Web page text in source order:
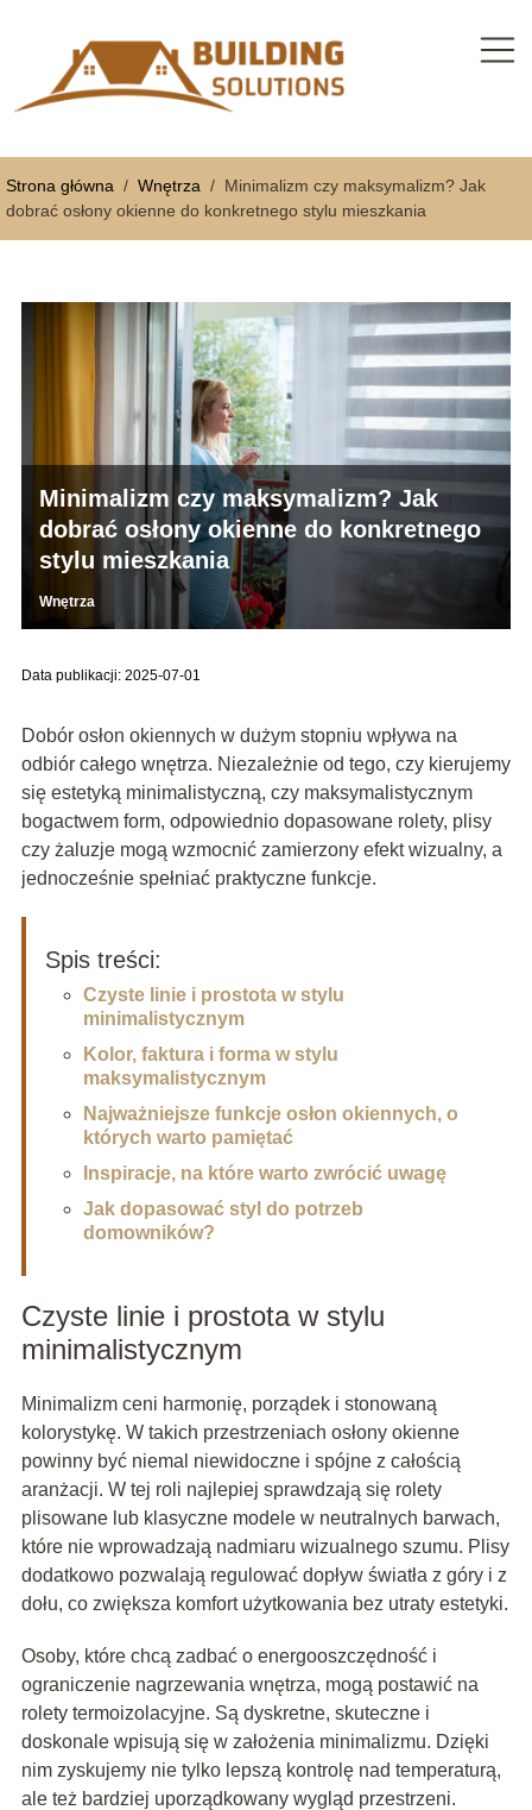
Strona główna / Wnętrza / Minimalizm czy maksymalizm? Jak
dobrać osłony okienne do konkretnego stylu mieszkania
Minimalizm czy maksymalizm? Jak
dobrać osłony okienne do konkretnego
stylu mieszkania
Wnętrza
Data publikacji: 2025-07-01
Dobór osłon okiennych w dużym stopniu wpływa na
odbiór całego wnętrza. Niezależnie od tego, czy kierujemy
się estetyką minimalistyczną, czy maksymalistycznym
bogactwem form, odpowiednio dopasowane rolety, plisy
czy żaluzje mogą wzmocnić zamierzony efekt wizualny, a
jednocześnie spełniać praktyczne funkcje.
Spis treści:
Czyste linie i prostota w stylu
minimalistycznym
Kolor, faktura i forma w stylu
maksymalistycznym
Najważniejsze funkcje osłon okiennych, o
których warto pamiętać
Inspiracje, na które warto zwrócić uwagę
Jak dopasować styl do potrzeb
domowników?
Czyste linie i prostota w stylu
minimalistycznym
Minimalizm ceni harmonię, porządek i stonowaną
kolorystykę. W takich przestrzeniach osłony okienne
powinny być niemal niewidoczne i spójne z całością
aranżacji. W tej roli najlepiej sprawdzają się rolety
plisowane lub klasyczne modele w neutralnych barwach,
które nie wprowadzają nadmiaru wizualnego szumu. Plisy
dodatkowo pozwalają regulować dopływ światła z góry i z
dołu, co zwiększa komfort użytkowania bez utraty estetyki.
Osoby, które chcą zadbać o energooszczędność i
ograniczenie nagrzewania wnętrza, mogą postawić na
rolety termoizolacyjne. Są dyskretne, skuteczne i
doskonale wpisują się w założenia minimalizmu. Dzięki
nim zyskujemy nie tylko lepszą kontrolę nad temperaturą,
ale też bardziej uporządkowany wygląd przestrzeni.